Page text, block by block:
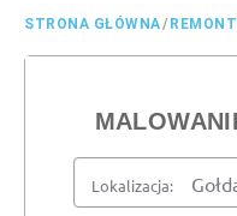
STRONA GŁÓWNA/
Lokalizacja: